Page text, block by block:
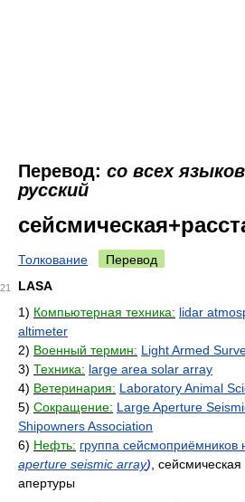
Перевод: со всех
русский
Толкование Перевод
21
LASA
1) Компьютерная техника: lidar
altimeter
2) Военный термин: Light Armed
3) Техника: large area solar array
4) Ветеринария: Laboratory Animal
5) Сокращение: Large Aperture
Shipowners Association
6) Нефть: группа сейсмоприёмников
aperture seismic array) ,
апертуры